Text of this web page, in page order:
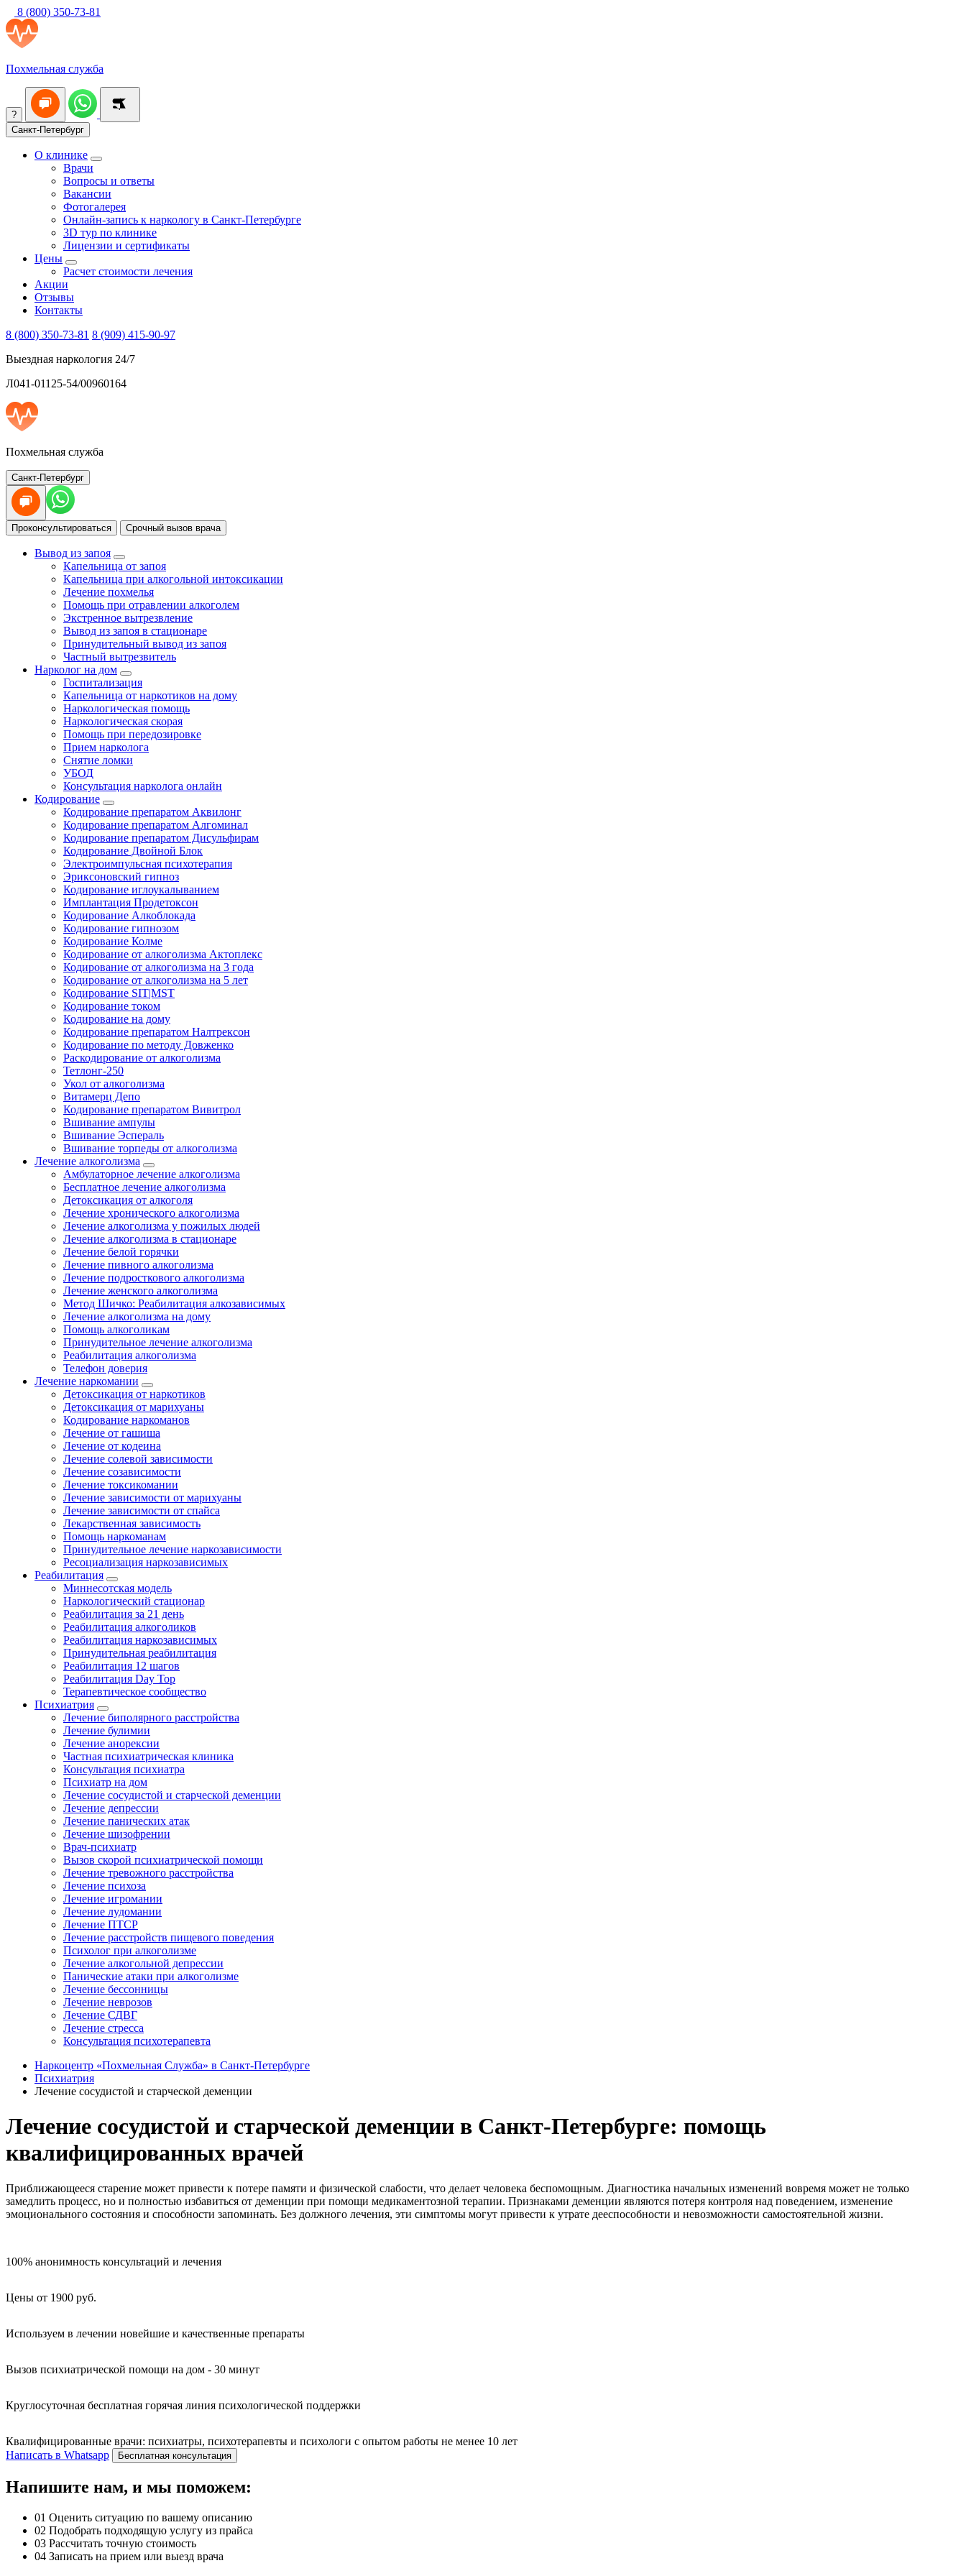
8 (800) 350-73-81
Похмельная служба
?
Санкт-Петербург
О клинике
Врачи
Вопросы и ответы
Вакансии
Фотогалерея
Онлайн-запись к наркологу в Санкт-Петербурге
3D тур по клинике
Лицензии и сертификаты
Цены
Расчет стоимости лечения
Акции
Отзывы
Контакты
8 (800) 350-73-81 8 (909) 415-90-97
Выездная наркология 24/7
Л041-01125-54/00960164
Похмельная служба
Санкт-Петербург
Проконсультироваться Срочный вызов врача
Вывод из запоя
Капельница от запоя
Капельница при алкогольной интоксикации
Лечение похмелья
Помощь при отравлении алкоголем
Экстренное вытрезвление
Вывод из запоя в стационаре
Принудительный вывод из запоя
Частный вытрезвитель
Нарколог на дом
Госпитализация
Капельница от наркотиков на дому
Наркологическая помощь
Наркологическая скорая
Помощь при передозировке
Прием нарколога
Снятие ломки
УБОД
Консультация нарколога онлайн
Кодирование
Кодирование препаратом Аквилонг
Кодирование препаратом Алгоминал
Кодирование препаратом Дисульфирам
Кодирование Двойной Блок
Электроимпульсная психотерапия
Эриксоновский гипноз
Кодирование иглоукалыванием
Имплантация Продетоксон
Кодирование Алкоблокада
Кодирование гипнозом
Кодирование Колме
Кодирование от алкоголизма Актоплекс
Кодирование от алкоголизма на 3 года
Кодирование от алкоголизма на 5 лет
Кодирование SIT|MST
Кодирование током
Кодирование на дому
Кодирование препаратом Налтрексон
Кодирование по методу Довженко
Раскодирование от алкоголизма
Тетлонг-250
Укол от алкоголизма
Витамерц Депо
Кодирование препаратом Вивитрол
Вшивание ампулы
Вшивание Эспераль
Вшивание торпеды от алкоголизма
Лечение алкоголизма
Амбулаторное лечение алкоголизма
Бесплатное лечение алкоголизма
Детоксикация от алкоголя
Лечение хронического алкоголизма
Лечение алкоголизма у пожилых людей
Лечение алкоголизма в стационаре
Лечение белой горячки
Лечение пивного алкоголизма
Лечение подросткового алкоголизма
Лечение женского алкоголизма
Метод Шичко: Реабилитация алкозависимых
Лечение алкоголизма на дому
Помощь алкоголикам
Принудительное лечение алкоголизма
Реабилитация алкоголизма
Телефон доверия
Лечение наркомании
Детоксикация от наркотиков
Детоксикация от марихуаны
Кодирование наркоманов
Лечение от гашиша
Лечение от кодеина
Лечение солевой зависимости
Лечение созависимости
Лечение токсикомании
Лечение зависимости от марихуаны
Лечение зависимости от спайса
Лекарственная зависимость
Помощь наркоманам
Принудительное лечение наркозависимости
Ресоциализация наркозависимых
Реабилитация
Миннесотская модель
Наркологический стационар
Реабилитация за 21 день
Реабилитация алкоголиков
Реабилитация наркозависимых
Принудительная реабилитация
Реабилитация 12 шагов
Реабилитация Day Top
Терапевтическое сообщество
Психиатрия
Лечение биполярного расстройства
Лечение булимии
Лечение анорексии
Частная психиатрическая клиника
Консультация психиатра
Психиатр на дом
Лечение сосудистой и старческой деменции
Лечение депрессии
Лечение панических атак
Лечение шизофрении
Врач-психиатр
Вызов скорой психиатрической помощи
Лечение тревожного расстройства
Лечение психоза
Лечение игромании
Лечение лудомании
Лечение ПТСР
Лечение расстройств пищевого поведения
Психолог при алкоголизме
Лечение алкогольной депрессии
Панические атаки при алкоголизме
Лечение бессонницы
Лечение неврозов
Лечение СДВГ
Лечение стресса
Консультация психотерапевта
Наркоцентр «Похмельная Служба» в Санкт-Петербурге
Психиатрия
Лечение сосудистой и старческой деменции
Лечение сосудистой и старческой деменции в Санкт-Петербурге: помощь
квалифицированных врачей
Приближающееся старение может привести к потере памяти и физической слабости, что делает человека беспомощным. Диагностика начальных изменений вовремя может не только
замедлить процесс, но и полностью избавиться от деменции при помощи медикаментозной терапии. Признаками деменции являются потеря контроля над поведением, изменение
эмоционального состояния и способности запоминать. Без должного лечения, эти симптомы могут привести к утрате дееспособности и невозможности самостоятельной жизни.
100% анонимность консультаций и лечения
Цены от 1900 руб.
Используем в лечении новейшие и качественные препараты
Вызов психиатрической помощи на дом - 30 минут
Круглосуточная бесплатная горячая линия психологической поддержки
Квалифицированные врачи: психиатры, психотерапевты и психологи с опытом работы не менее 10 лет
Написать в Whatsapp
Бесплатная консультация
Напишите нам, и мы поможем:
01 Оценить ситуацию по вашему описанию
02 Подобрать подходящую услугу из прайса
03 Рассчитать точную стоимость
04 Записать на прием или выезд врача